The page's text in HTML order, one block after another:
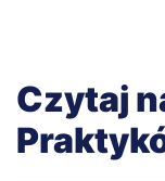
Czytaj